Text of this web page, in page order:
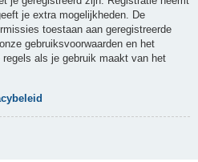
je extra mogelijkheden. De
toestaan aan geregistreerde
gebruiksvoorwaarden en het
als je gebruik maakt van het